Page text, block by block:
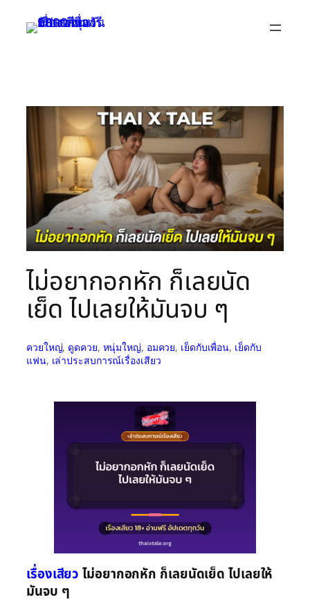
ไม่อยากอกหัก ก็เลยนัด
เย็ด ไปเลยให้มันจบ ๆ
ควยใหญ่, ดูดควย, หนุ่มใหญ่, อมควย, เย็ดกับเพื่อน, เย็ดกับ
แฟน, เล่าประสบการณ์เรื่องเสียว
เรื่องเสียว ไม่อยากอกหัก ก็เลยนัดเย็ด ไปเลยให้
มันจบ ๆ